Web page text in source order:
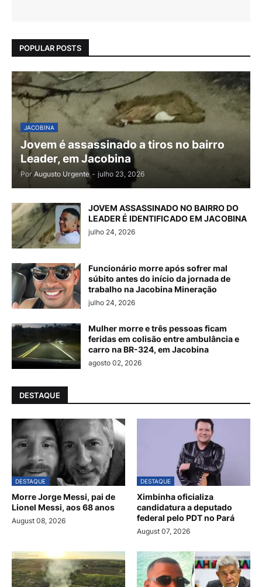
POPULAR POSTS
JACOBINA
Jovem é assassinado a tiros no bairro
Leader, em Jacobina
Por Augusto Urgente - julho 23, 2026
JOVEM ASSASSINADO NO BAIRRO DO
LEADER É IDENTIFICADO EM JACOBINA
julho 24, 2026
Funcionário morre após sofrer mal
súbito antes do início da jornada de
trabalho na Jacobina Mineração
julho 24, 2026
Mulher morre e três pessoas ficam
feridas em colisão entre ambulância e
carro na BR-324, em Jacobina
agosto 02, 2026
DESTAQUE
DESTAQUE
Morre Jorge Messi, pai de
Lionel Messi, aos 68 anos
August 08, 2026
DESTAQUE
Ximbinha oficializa
candidatura a deputado
federal pelo PDT no Pará
August 07, 2026